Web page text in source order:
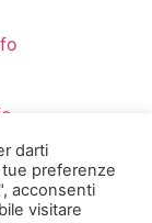
darti
preferenze
acconsenti
visitare